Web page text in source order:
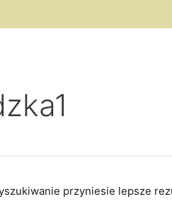
przyniesie lepsze